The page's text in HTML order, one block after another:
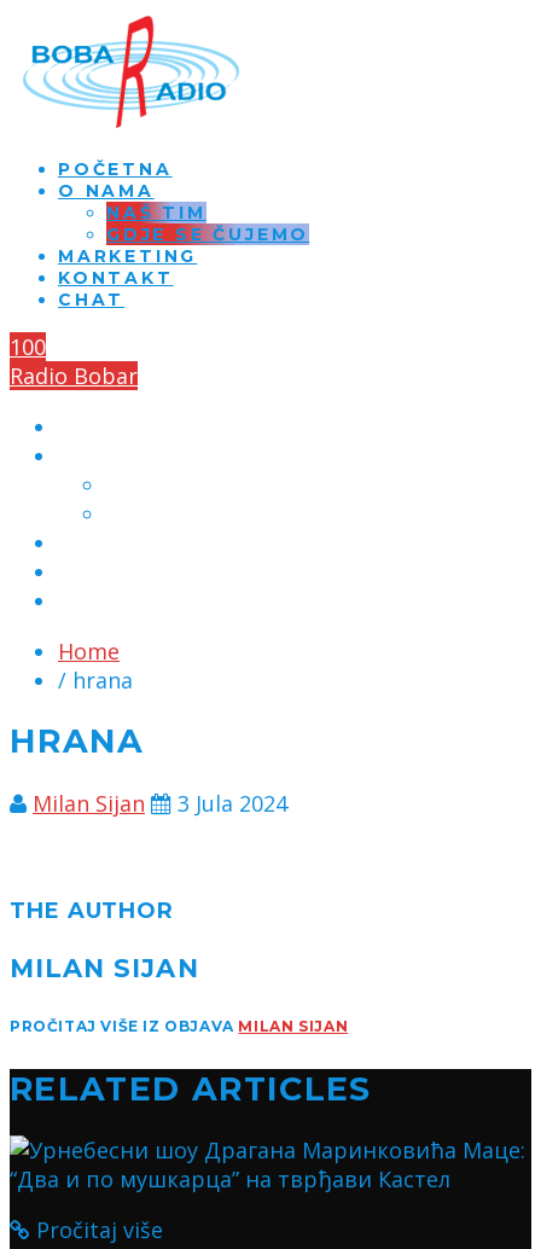
POČETNA
O NAMA
NAŠ TIM
GDJE SE ČUJEMO
MARKETING
KONTAKT
CHAT
100
Radio Bobar
Home
/ hrana
HRANA
Milan Sijan 3 Jula 2024
THE AUTHOR
MILAN SIJAN
PROČITAJ VIŠE IZ OBJAVA MILAN SIJAN
RELATED ARTICLES
Pročitaj više